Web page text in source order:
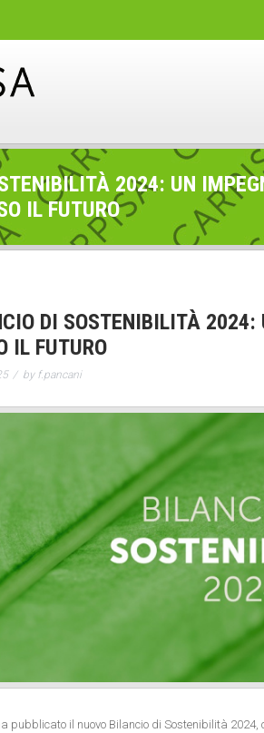
2024: UN
IL FUTURO
DI SOSTENIBILITÀ 2024:
IL FUTURO
by f.pancani
pubblicato il nuovo Bilancio di Sostenibilità